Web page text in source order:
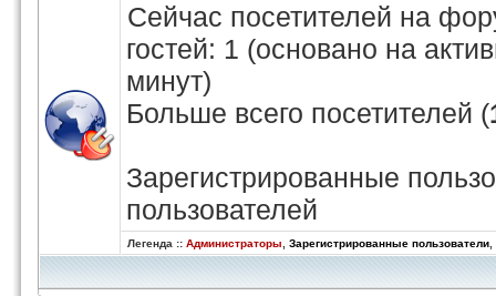
Сейчас посетителей на
гостей: 1 (основано на
минут)
Больше всего посетителей (
Зарегистрированные
пользователей
Легенда :: Администраторы Зарегистрированные пользователи